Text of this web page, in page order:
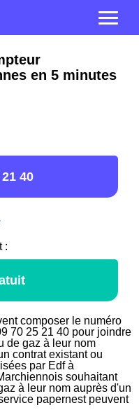
en 5 minutes
40
:
composer le numéro
70 25 21 40 pour joindre
de gaz à leur nom
contrat existant ou
par Edf à
souhaitant
à leur nom auprès d'un
papernest peuvent